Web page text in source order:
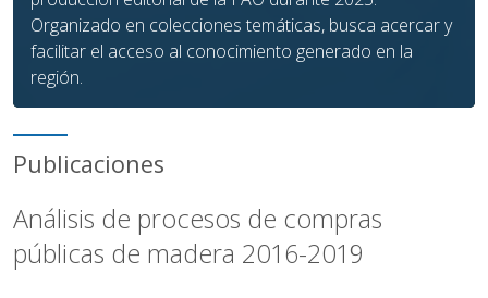
Organizado en colecciones temáticas, busca acercar y
facilitar el acceso al conocimiento generado en la
región.
Publicaciones
Análisis de procesos de compras
públicas de madera 2016-2019